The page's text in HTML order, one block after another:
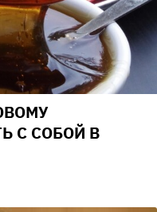
С СОБОЙ В